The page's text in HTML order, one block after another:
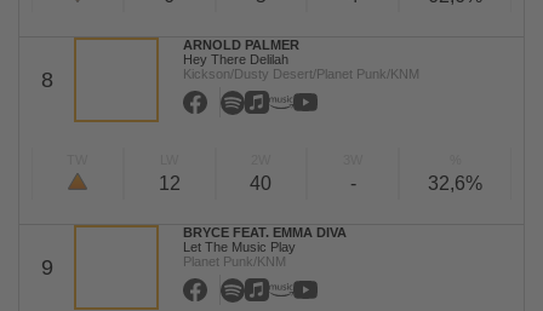
8
ARNOLD PALMER
Hey There Delilah
Kickson/Dusty Desert/Planet Punk/KNM
12 40 - 32,6%
9
BRYCE FEAT. EMMA DIVA
Let The Music Play
Planet Punk/KNM